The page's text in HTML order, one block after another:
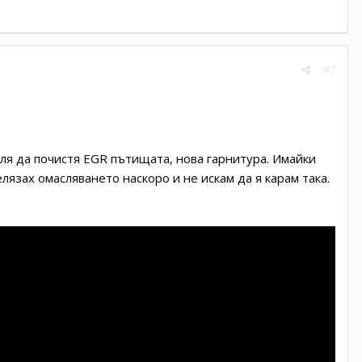
#7
да почистя EGR пътищата, нова гарнитура. Имайки
омасляването наскоро и не искам да я карам така.